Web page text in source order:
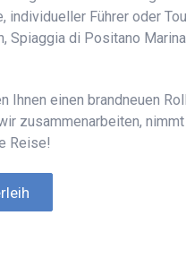
Führer oder
di Positano
einen brandneuen
zusammenarbeiten,
Reise!